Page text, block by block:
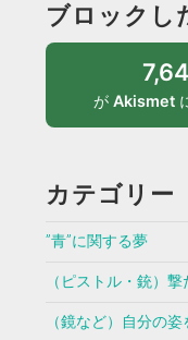
ブロックし
がAkismet
カテゴリー
”青”に関する夢
（ピストル・銃）撃
（鏡など）自分の姿